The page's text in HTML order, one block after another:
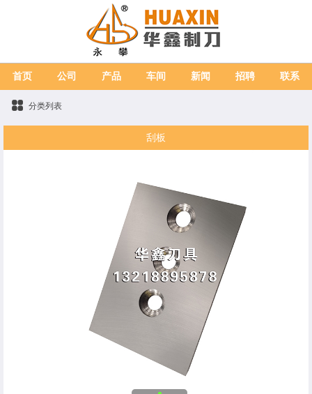
首页 公司 产品 车间 新闻 招聘 联系
分类列表
刮板